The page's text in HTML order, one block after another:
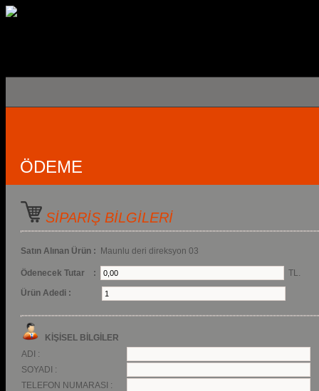
ÖDEME
SİPARİŞ BİLGİLERİ
Satın Alınan Ürün : Maunlu deri direksyon 03
Ödenecek Tutar :
TL.
Ürün Adedi :
KİŞİSEL BİLGİLER
ADI :
SOYADI :
TELEFON NUMARASI :